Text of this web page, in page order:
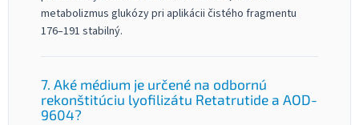
metabolizmus glukózy pri aplikácii čistého fragmentu
176–191 stabilný.
7. Aké médium je určené na odbornú
rekonštitúciu lyofilizátu Retatrutide a AOD-
9604?